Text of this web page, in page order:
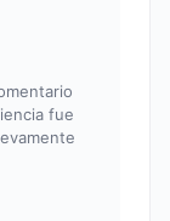
fue